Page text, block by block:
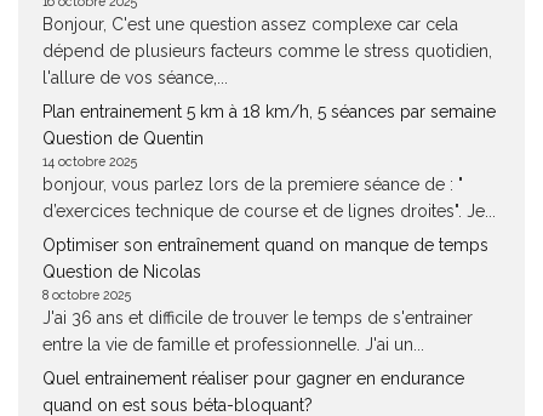
Bonjour, C'est une question assez complexe car cela
dépend de plusieurs facteurs comme le stress quotidien,
l'allure de vos séance,...
Plan entrainement 5 km à 18 km/h, 5 séances par semaine
Question de Quentin
14 octobre 2025
bonjour, vous parlez lors de la premiere séance de : "
d’exercices technique de course et de lignes droites". Je...
Optimiser son entraînement quand on manque de temps
Question de Nicolas
8 octobre 2025
J'ai 36 ans et difficile de trouver le temps de s'entrainer
entre la vie de famille et professionnelle. J'ai un...
Quel entrainement réaliser pour gagner en endurance
quand on est sous béta-bloquant?